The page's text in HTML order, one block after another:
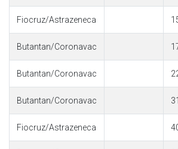
Fiocruz/Astrazeneca
Butantan/Coronavac
Butantan/Coronavac
Butantan/Coronavac
Fiocruz/Astrazeneca